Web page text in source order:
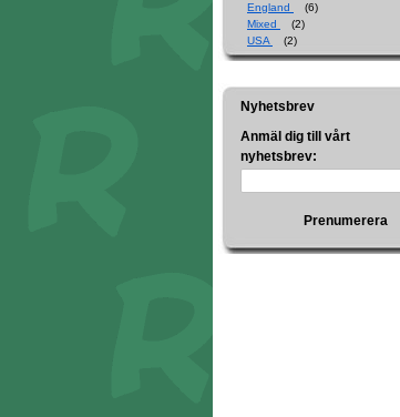
England
(6)
Mixed
(2)
USA
(2)
Nyhetsbrev
Anmäl dig till vårt
nyhetsbrev:
Prenumerera